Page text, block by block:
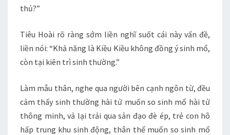
thủ?”
Tiêu Hoài rõ ràng sớm liền nghĩ suốt cái này vấn đề,
liền nói: “Khả năng là Kiều Kiều không đồng ý sinh mổ,
còn tại kiên trì sinh thường.”
Làm mẫu thân, nghe qua người bên cạnh ngôn từ, đều
cảm thấy sinh thường hài tử muốn so sinh mổ hài tử
thông minh, vả lại trải qua sản đạo đè ép, trẻ con hô
hấp trung khu sinh động, thân thể muốn so sinh mổ